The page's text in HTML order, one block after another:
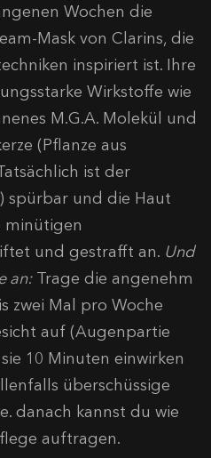
Wochen die
Mask von Clarins, die
inspiriert ist. Ihre
Wirkstoffe wie
M.G.A. Molekül und
(Pflanze aus
ist der
spürbar und die Haut
minütigen
und gestrafft an. Und
an:Trage die angenehm
zwei Mal pro Woche
auf (Augenpartie
10 Minuten einwirken
überschüssige
danach kannst du wie
auftragen.